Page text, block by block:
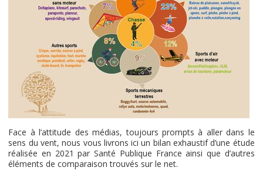
Face à l’attitude des médias, toujours prompts à aller dans le
sens du vent, nous vous livrons ici un bilan exhaustif d’une étude
réalisée en 2021 par Santé Publique France ainsi que d’autres
éléments de comparaison trouvés sur le net.